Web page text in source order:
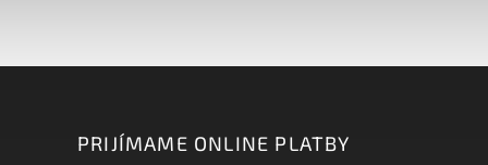
PRIJÍMAME ONLINE PLATBY